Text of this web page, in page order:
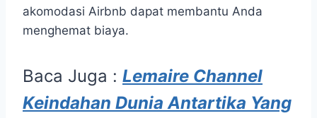
akomodasi Airbnb dapat membantu Anda
menghemat biaya.
Baca Juga : Lemaire Channel
Keindahan Dunia Antartika Yang